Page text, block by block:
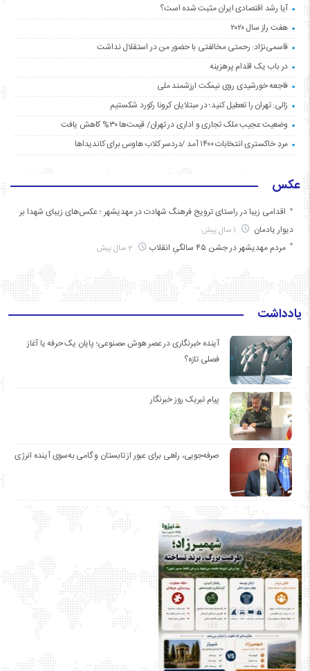
آیا رشد اقتصادی ایران مثبت شده است؟
هفت راز سال ۲۰۲۰
قاسمی‌نژاد: رحمتی مخالفتی با حضور من در استقلال نداشت
در باب یک اقدام پرهزینه
فاجعه خورشیدی روی نیمکت ارزشمند ملی
زالی: تهران را تعطیل کنید؛ در مبتلایان کرونا رکورد شکستیم
وضعیت عجیب ملک تجاری و اداری در تهران/ قیمت‌ها ۳۰% کاهش یافت
مردِ خاکستری انتخابات ۱۴۰۰ آمد /دردسر کلاب هاوس برای کاندیداها
عکس
اقدامی زیبا در راستای ترویج فرهنگ شهادت در مهدیشهر ؛ عکس‌های زیبای شهدا بر
دیوار یادمان
مردم مهدیشهر در جشن ۴۵ سالگیِ انقلاب
یادداشت
آینده خبرنگاری در عصر هوش مصنوعی؛ پایان یک حرفه یا آغاز
فصلی تازه؟
پیام تبریک روز خبرنگار
صرفه‌جویی، راهی برای عبور از تابستان و گامی به‌سوی آینده انرژی